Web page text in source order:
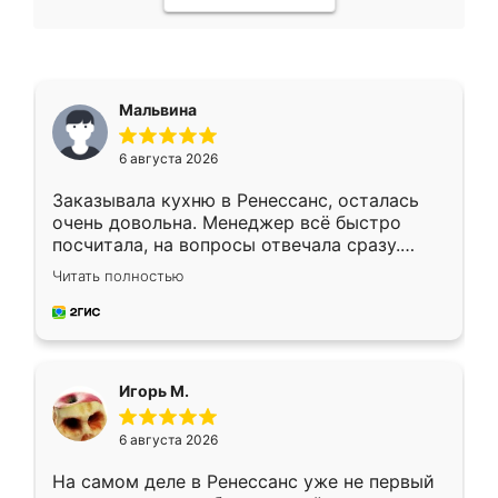
Мальвина
6 августа 2026
Заказывала кухню в Ренессанс, осталась
очень довольна. Менеджер всё быстро
посчитала, на вопросы отвечала сразу.
Замерщик приехал в субботу, подошёл к
делу со всей ответственностью. Собрали
за день, ребята работали аккуратно, даже
Читать полностью
Игорь М.
6 августа 2026
На самом деле в Ренессанс уже не первый